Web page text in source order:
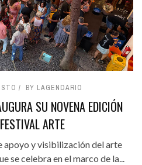
BY LAGENDARIO
SU NOVENA EDICIÓN
ARTE
apoyo y visibilización del arte
se celebra en el marco de la...